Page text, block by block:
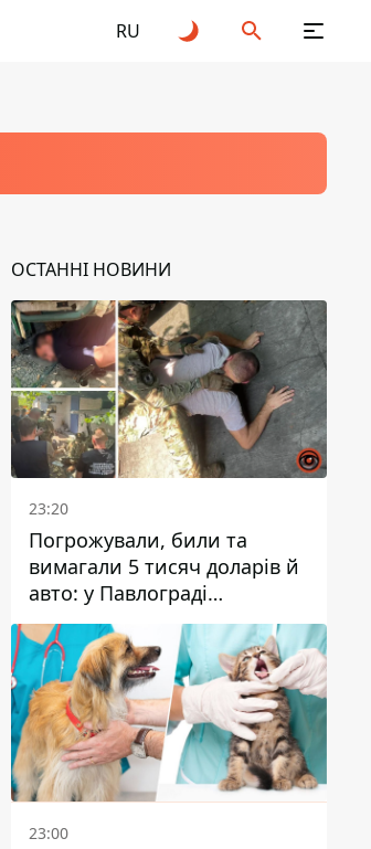
RU
ОСТАННІ НОВИНИ
23:20
Погрожували, били та
вимагали 5 тисяч доларів й
авто: у Павлограді
затримали двох чоловіків
23:00